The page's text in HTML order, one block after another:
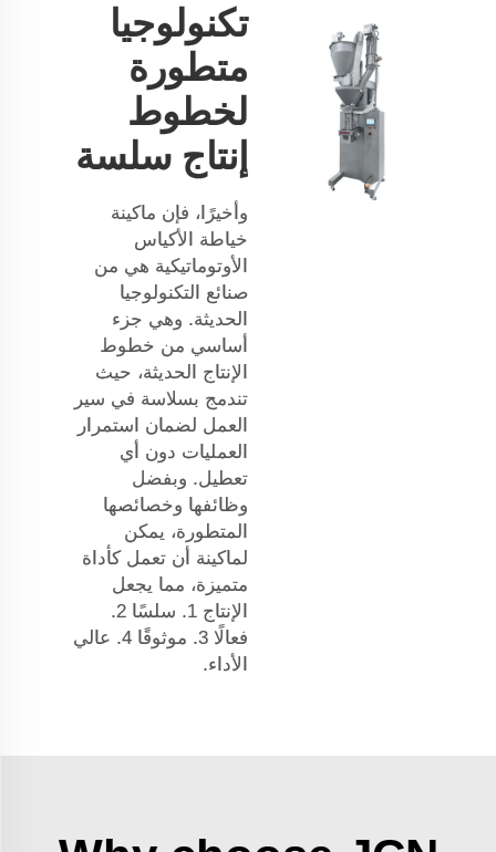
تكنولوجيا
متطورة
لخطوط
إنتاج سلسة
وأخيرًا، فإن ماكينة
خياطة الأكياس
الأوتوماتيكية هي من
صنائع التكنولوجيا
الحديثة. وهي جزء
أساسي من خطوط
الإنتاج الحديثة، حيث
تندمج بسلاسة في سير
العمل لضمان استمرار
العمليات دون أي
تعطيل. وبفضل
وظائفها وخصائصها
المتطورة، يمكن
لماكينة أن تعمل كأداة
متميزة، مما يجعل
الإنتاج 1. سلسًا 2.
فعالًا 3. موثوقًا 4. عالي
الأداء.